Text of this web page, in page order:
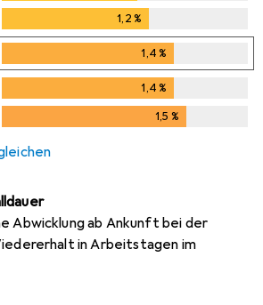
1,2%
1,4%
1,4%
1,5 %
Abwicklung ab Ankunft bei der
in Arbeitstagen im